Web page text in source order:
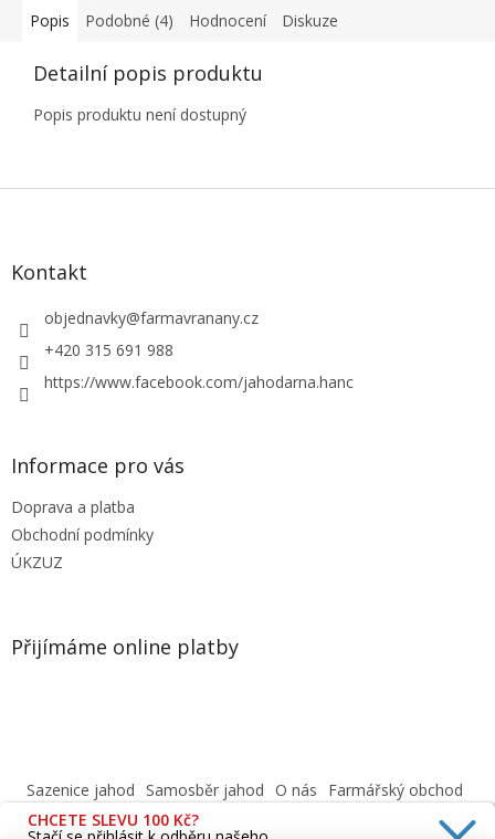
Popis Podobné (4) Hodnocení Diskuze
Detailní popis produktu
Popis produktu není dostupný
Z
Kontakt
objednavky@farmavranany.cz
+420 315 691 988
https://www.facebook.com/jahodarna.hanc
Informace pro vás
Doprava a platba
Obchodní podmínky
ÚKZUZ
Přijímáme online platby
Sazenice jahod Samosběr jahod O nás
Farmářský obchod
Obchodní podmínky
Informace o ochraně osobních údajů dle GDPR
CHCETE SLEVU 100 Kč?